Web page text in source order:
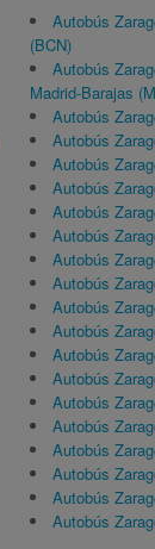
Autobús
(BCN)
Autobús
Madrid-Barajas
Autobús
Autobús
Autobús
Autobús
Autobús
Autobús
Autobús
Autobús
Autobús
Autobús
Autobús
Autobús
Autobús
Autobús
Autobús
Autobús
Autobús
Autobús